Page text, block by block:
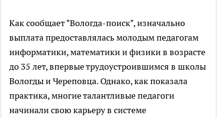
Как сообщает "Вологда-поиск", изначально
выплата предоставлялась молодым педагогам
информатики, математики и физики в возрасте
до 35 лет, впервые трудоустроившимся в школы
Вологды и Череповца. Однако, как показала
практика, многие талантливые педагоги
начинали свою карьеру в системе